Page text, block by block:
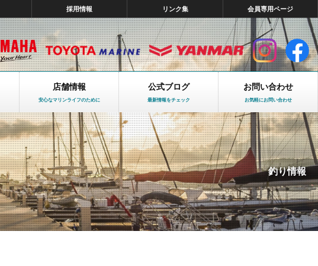
採用情報 リンク集 会員専用ページ
店舗情報
安心なマリンライフのために
公式ブログ
最新情報をチェック
お問い合わせ
お気軽にお問い合わせ
釣り情報